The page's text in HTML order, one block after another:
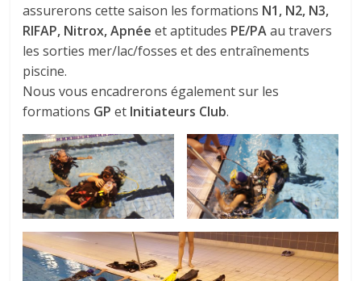
assurerons cette saison les formations N1, N2, N3,
RIFAP, Nitrox, Apnée et aptitudes PE/PAau travers
les sorties mer/lac/fosses et des entraînements
piscine.
Nous vous encadrerons également sur les
formations GP et Initiateurs Club.